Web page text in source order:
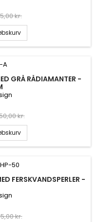
kr.
GRÅ RÅDIAMANTER -
kr.
FERSKVANDSPERLER -
kr.